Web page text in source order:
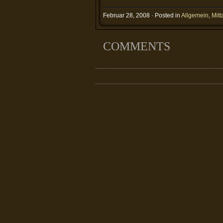
Februar 28, 2008 · Posted in Allgemein,
COMMENTS